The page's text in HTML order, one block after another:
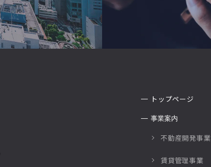
トップページ
事業案内
不動産開発事業
賃貸管理事業